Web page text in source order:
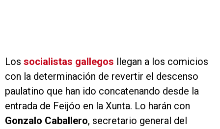
Los socialistas gallegos llegan a los comicios
con la determinación de revertir el descenso
paulatino que han ido concatenando desde la
entrada de Feijóo en la Xunta. Lo harán con
Gonzalo Caballero, secretario general del